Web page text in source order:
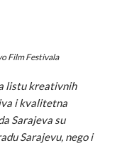
Film Festivala
listu kreativnih
i kvalitetna
Sarajeva su
Sarajevu, nego i